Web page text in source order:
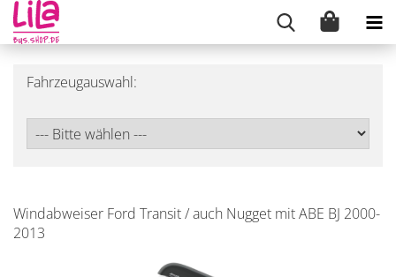
Fahrzeugauswahl:
Windabweiser Ford Transit / auch Nugget mit ABE BJ 2000-
2013